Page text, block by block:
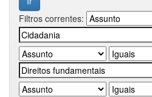
Filtros correntes: